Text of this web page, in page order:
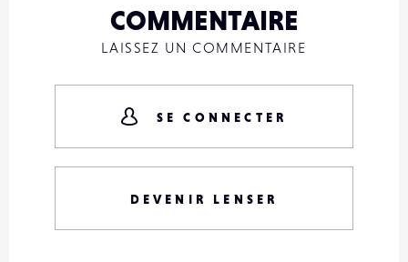
COMMENTAIRE
LAISSEZ UN COMMENTAIRE
SE CONNECTER
DEVENIR LENSER